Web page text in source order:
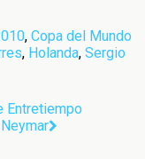
, Copa del Mundo
, Holanda, Sergio
Entretiempo